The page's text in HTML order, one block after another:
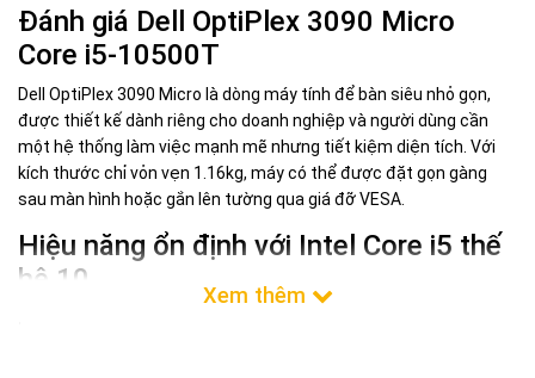
Đánh giá Dell OptiPlex 3090 Micro
Core i5-10500T
Dell OptiPlex 3090 Micro là dòng máy tính để bàn siêu nhỏ gọn,
được thiết kế dành riêng cho doanh nghiệp và người dùng cần
một hệ thống làm việc mạnh mẽ nhưng tiết kiệm diện tích. Với
kích thước chỉ vỏn vẹn 1.16kg, máy có thể được đặt gọn gàng
sau màn hình hoặc gắn lên tường qua giá đỡ VESA.
Hiệu năng ổn định với Intel Core i5 thế
hệ 10